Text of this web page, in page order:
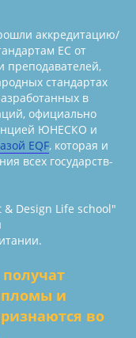
аккредитацию/
ЕС от
преподавателей,
стандартах
в
официально
ЮНЕСКО и
EQF, которая и
всех государств-
Design Life school"
и
во